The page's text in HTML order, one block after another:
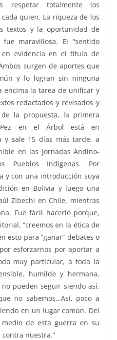
respetar totalmente los
quien. La riqueza de los
textos y la oportunidad de
maravillosa. El “sentido
evidencia en el título de
surgen de aportes que
y lo logran sin ninguna
encima la tarea de unificar y
redactados y revisados y
la propuesta, la primera
en el Árbol está en
y sale 15 días más tarde, a
en las Jornadas Andino-
Pueblos Indígenas. Por
y con una introducción suya
en Bolivia y luego una
Zibechi en Chile, mientras
Fue fácil hacerlo porque,
“creemos en la ética de
esto para “ganar” debates o
esforzarnos por aportar a
muy particular, a toda la
humilde y hermana,
pueden seguir siendo así.
no sabemos…Así, poco a
en un lugar común. Del
de esta guerra en su
nuestra.”